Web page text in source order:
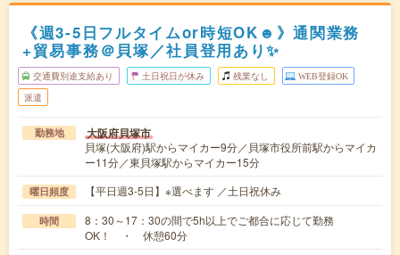
《週3-5日フルタイムor時短OK☻》通関業務
+貿易事務＠貝塚／社員登用あり✨
交通費別途支給あり 土日祝日が休み 残業なし WEB登録OK
派遣
勤務地 大阪府貝塚市
貝塚(大阪府)駅からマイカー9分／貝塚市役所前駅からマイカ
ー11分／東貝塚駅からマイカー15分
曜日頻度 【平日週3-5日】※選べます ／土日祝休み
時間
8：30～17：30の間で5h以上でご都合に応じて勤務
OK！ ・ 休憩60分